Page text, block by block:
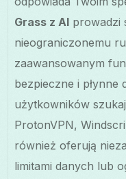
Grass z AI prowadzi
nieograniczonemu
zaawansowanym
bezpieczne i płynne
użytkowników
ProtonVPN,
również oferują
limitami danych lub